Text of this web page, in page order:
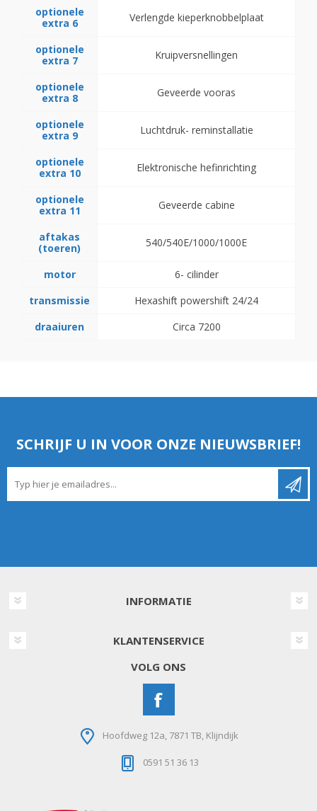
optionele
extra 6
Verlengde kieperknobbelplaat
optionele
extra 7
Kruipversnellingen
optionele
extra 8
Geveerde vooras
optionele
extra 9
Luchtdruk- reminstallatie
optionele
extra 10
Elektronische hefinrichting
optionele
extra 11
Geveerde cabine
aftakas
(toeren)
540/540E/1000/1000E
motor
6- cilinder
transmissie
Hexashift powershift 24/24
draaiuren
Circa 7200
SCHRIJF U IN VOOR ONZE NIEUWSBRIEF!
INFORMATIE
KLANTENSERVICE
VOLG ONS
Hoofdweg 12a, 7871 TB, Klijndijk
0591 51 36 13